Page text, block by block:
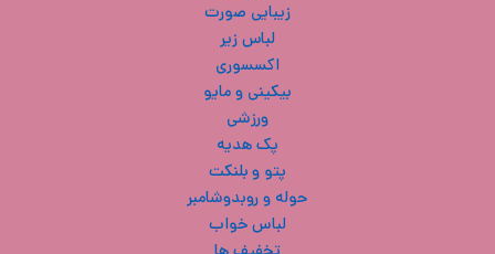
زیبایی صورت
لباس زیر
اکسسوری
بیکینی و مایو
ورزشی
پک هدیه
پتو و بلنکت
حوله و روبدوشامبر
لباس خواب